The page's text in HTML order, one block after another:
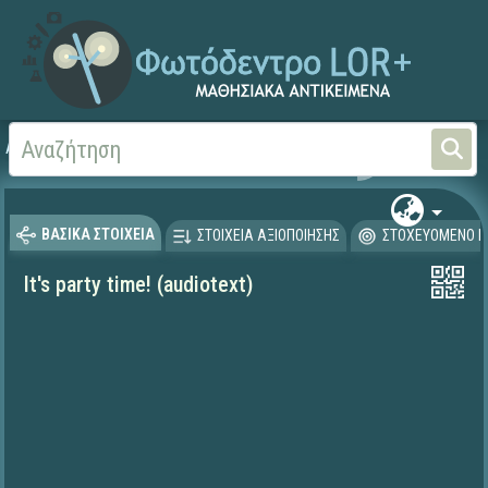
Αρχική Ξένες Γλώσσες -
ΒΑΣΙΚΑ ΣΤΟΙΧΕΙΑ ΣΤΟΙΧΕΙΑ ΑΞΙΟΠΟΙΗΣΗΣ ΣΤΟΧΕΥΟΜΕΝΟ
It's party time! (audiotext)